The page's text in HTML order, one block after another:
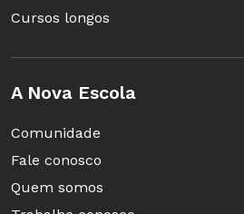
Ministério da Defesa.
Sala de aula e crianças:
É natural imaginar que
tenha um aspecto
mas não é nada disso.
Cursos longos
A Nova Escola
Comunidade
Fale conosco
Quem somos